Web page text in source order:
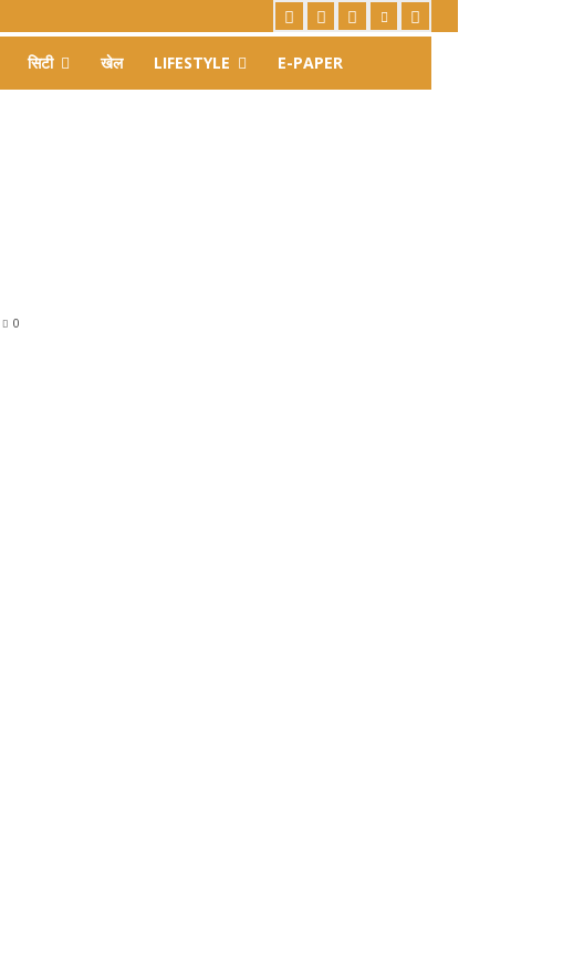
सिटी खेल LIFESTYLE E-PAPER
0